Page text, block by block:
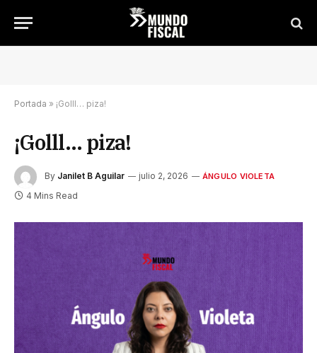
Portada » ¡Golll… piza!
¡Golll… piza!
By Janilet B Aguilar julio 2, 2026 ÁNGULO VIOLETA
4 Mins Read